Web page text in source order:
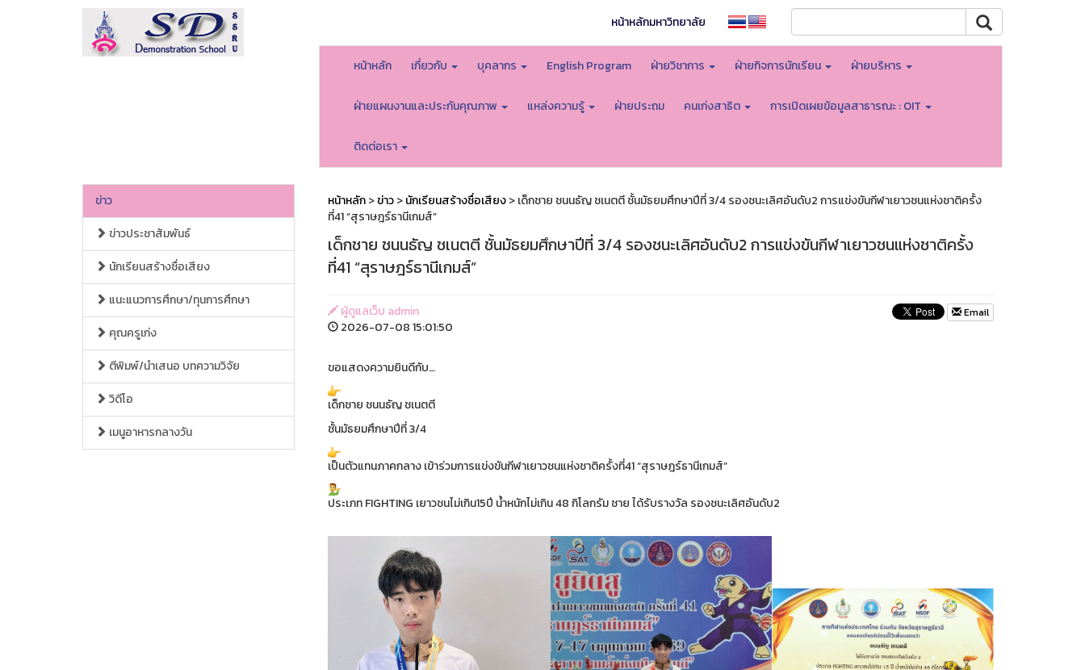
หน้าหลักมหาวิทยาลัย
หน้าหลัก เกี่ยวกับ บุคลากร English Program ฝ่ายวิชาการ ฝ่ายกิจการนักเรียน ฝ่ายบริหาร
ฝ่ายแผนงานและประกันคุณภาพ แหล่งความรู้ ฝ่ายประถม คนเก่งสาธิต การเปิดเผยข้อมูลสาธารณะ : OIT
ติดต่อเรา
ข่าว
ข่าวประชาสัมพันธ์
นักเรียนสร้างชื่อเสียง
แนะแนวการศึกษา/ทุนการศึกษา
คุณครูเก่ง
ตีพิมพ์/นำเสนอ บทความวิจัย
วิดีโอ
เมนูอาหารกลางวัน
หน้าหลัก>ข่าว>นักเรียนสร้างชื่อเสียง> เด็กชาย ชนนธัญ ชเนตตี ชั้นมัธยมศึกษาปีที่ 3/4 รองชนะเลิศอันดับ2 การแข่งขันกีฬาเยาวชนแห่งชาติครั้ง
ที่41 “สุราษฎร์ธานีเกมส์”
เด็กชาย ชนนธัญ ชเนตตี ชั้นมัธยมศึกษาปีที่ 3/4 รองชนะเลิศอันดับ2 การแข่งขันกีฬาเยาวชนแห่งชาติครั้ง
ที่41 “สุราษฎร์ธานีเกมส์”
ผู้ดูแลเว็บ admin
2026-07-08 15:01:50
Email
ขอแสดงความยินดีกับ…
เด็กชาย ชนนธัญ ชเนตตี
ชั้นมัธยมศึกษาปีที่ 3/4
เป็นตัวแทนภาคกลาง เข้าร่วมการแข่งขันกีฬาเยาวชนแห่งชาติครั้งที่41 “สุราษฎร์ธานีเกมส์”
ประเภท FIGHTING เยาวชนไม่เกิน15ปี น้ำหนักไม่เกิน 48 กิโลกรัม ชาย ได้รับรางวัล รองชนะเลิศอันดับ2